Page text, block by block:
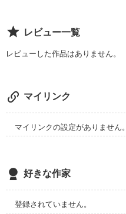
レビュー一覧
レビューした作品はありません。
マイリンク
マイリンクの設定がありません。
好きな作家
登録されていません。